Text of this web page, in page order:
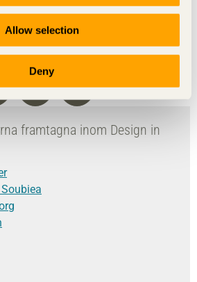
Allow selection
Deny
framtagna inom Design in